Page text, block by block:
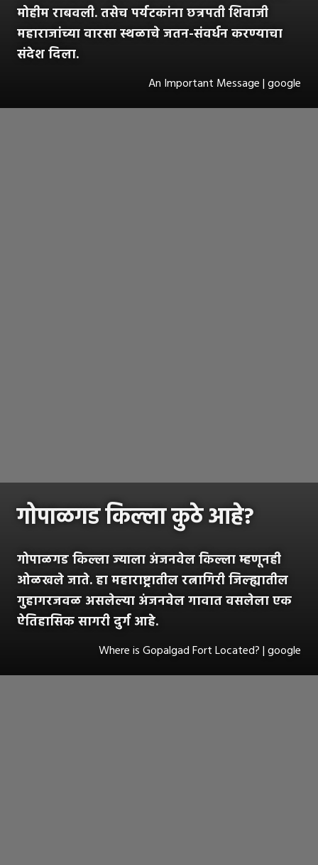
मोहीम राबवली. तसेच पर्यटकांना छत्रपती शिवाजी
महाराजांच्या वारसा स्थळाचे जतन-संवर्धन करण्याचा
संदेश दिला.
An Important Message | google
गोपाळगड किल्ला कुठे आहे?
गोपाळगड किल्ला ज्याला अंजनवेल किल्ला म्हणूनही
ओळखले जाते. हा महाराष्ट्रातील रत्नागिरी जिल्ह्यातील
गुहागरजवळ असलेल्या अंजनवेल गावात वसलेला एक
ऐतिहासिक सागरी दुर्ग आहे.
Where is Gopalgad Fort Located? | google